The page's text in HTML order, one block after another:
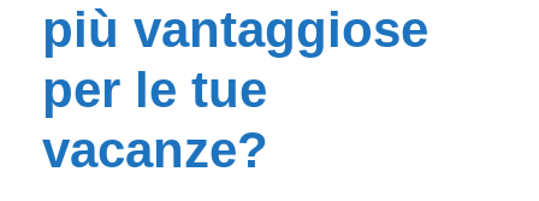
più vantaggiose
per le tue
vacanze?